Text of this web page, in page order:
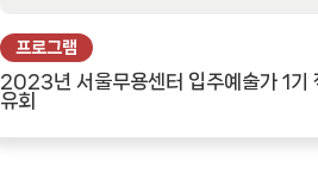
프로그램
2023년 서울무용센터 입주예술가 1기
유회